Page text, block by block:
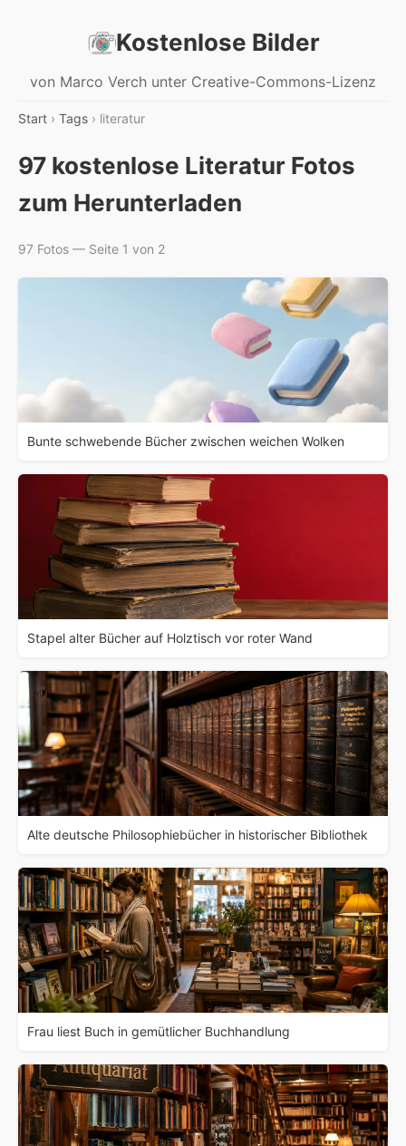
Kostenlose Bilder
von Marco Verch unter Creative-Commons-Lizenz
Start › Tags › literatur
97 kostenlose Literatur Fotos
zum Herunterladen
97 Fotos — Seite 1 von 2
Bunte schwebende Bücher zwischen weichen Wolken
Stapel alter Bücher auf Holztisch vor roter Wand
Alte deutsche Philosophiebücher in historischer Bibliothek
Frau liest Buch in gemütlicher Buchhandlung